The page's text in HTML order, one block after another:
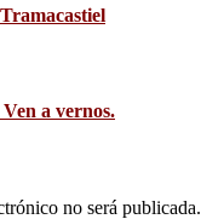
a vernos.
no será publicada.